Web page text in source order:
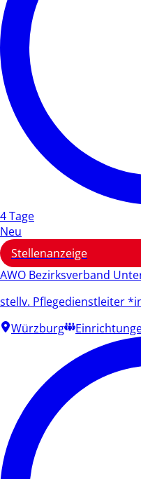
4 Tage
Neu
Stellenanzeige
AWO Bezirksverband
stellv. Pflegedienstleiter
Würzburg